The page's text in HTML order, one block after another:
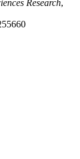
Research,